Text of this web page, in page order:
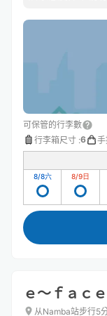
可保管的行李數
行李箱尺寸 :6
8/8六 8/9日
ｅ～ｆａｃｅ
从Namba站步行5